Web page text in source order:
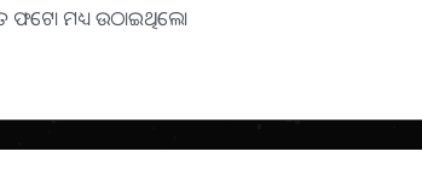
ଫଟୋ ମଧ୍ୟ ଉଠାଇଥିଲେ।